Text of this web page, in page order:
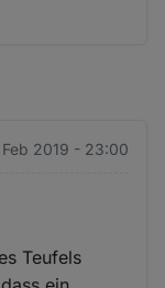
Feb 2019 - 23:00
Teufels